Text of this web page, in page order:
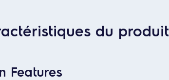
du produit
Features